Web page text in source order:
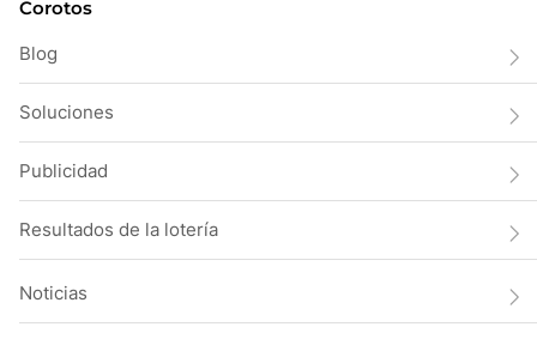
Corotos
Blog
Soluciones
Publicidad
Resultados de la lotería
Noticias